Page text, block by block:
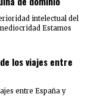
intelectual del
Estamos
los viajes entre
entre España y